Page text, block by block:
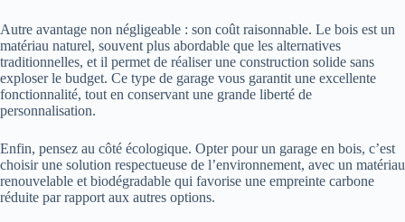
Autre avantage non négligeable : son coût raisonnable. Le bois est un
matériau naturel, souvent plus abordable que les alternatives
traditionnelles, et il permet de réaliser une construction solide sans
exploser le budget. Ce type de garage vous garantit une excellente
fonctionnalité, tout en conservant une grande liberté de
personnalisation.
Enfin, pensez au côté écologique. Opter pour un garage en bois, c’est
choisir une solution respectueuse de l’environnement, avec un matériau
renouvelable et biodégradable qui favorise une empreinte carbone
réduite par rapport aux autres options.